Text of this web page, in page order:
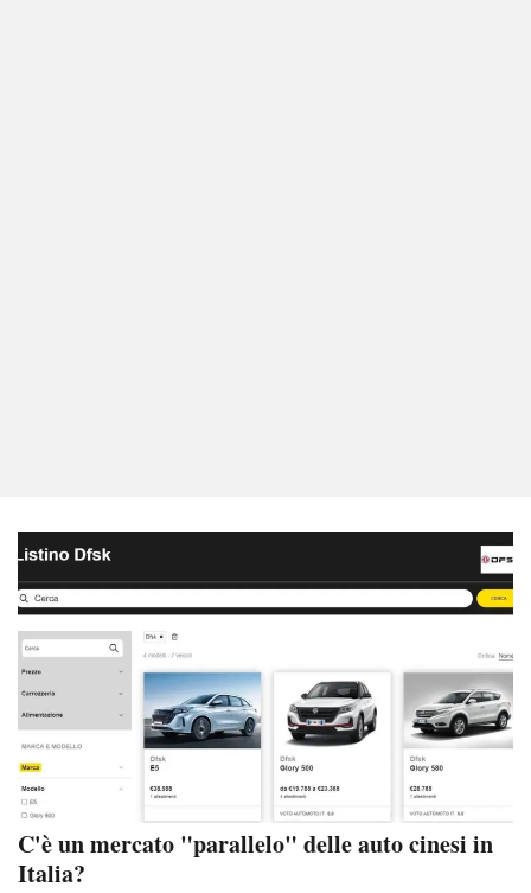
C'è un mercato "parallelo" delle auto cinesi in
Italia?